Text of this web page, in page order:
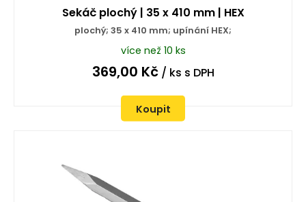
Sekáč plochý | 35 x 410 mm | HEX
plochý; 35 x 410 mm; upínání HEX;
více než 10 ks
369,00 Kč/ ks s DPH
Koupit